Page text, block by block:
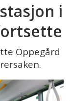
i
Oppegård